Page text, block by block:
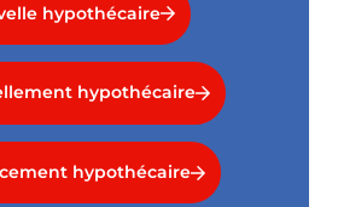
hypothécaire
hypothécaire
hypothécaire